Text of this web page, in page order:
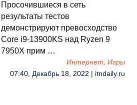
Просочившиеся в сеть
результаты тестов
демонстрируют превосходство
Core i9-13900KS над Ryzen 9
7950X прим …
Интернет, Игры
07:40, Декабрь 18, 2022 | itndaily.ru